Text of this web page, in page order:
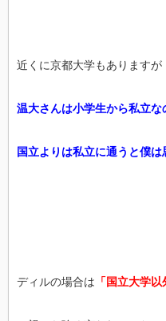
近くに京都大学もありますが
温大さんは小学生から私立な
国立よりは私立に通うと僕は
ディルの場合は 「国立大学